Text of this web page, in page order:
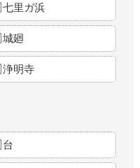
七里ガ浜
城廻
浄明寺
台